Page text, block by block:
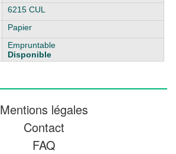
6215 CUL
Papier
Empruntable
Disponible
Mentions légales
Contact
FAQ